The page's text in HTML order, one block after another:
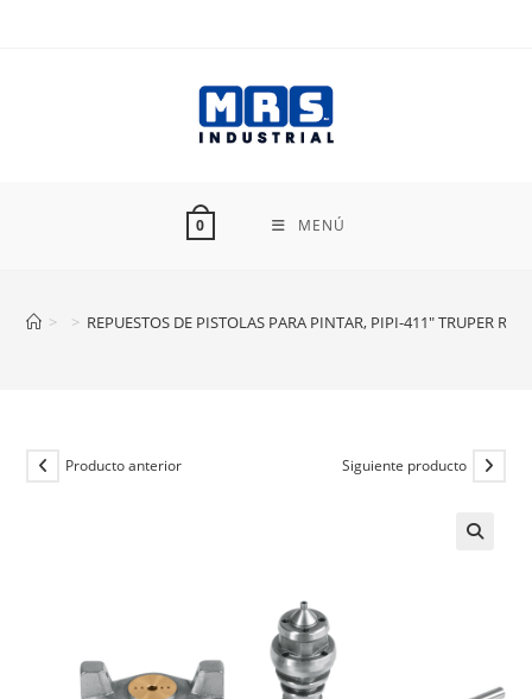
0 MENÚ
> > REPUESTOS DE PISTOLAS PARA PINTAR, PIPI-411″ TRUPER RE-
Producto anterior Siguiente producto